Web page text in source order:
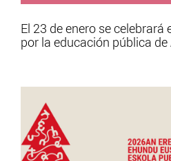
El 23 de enero se
por la educación pública de